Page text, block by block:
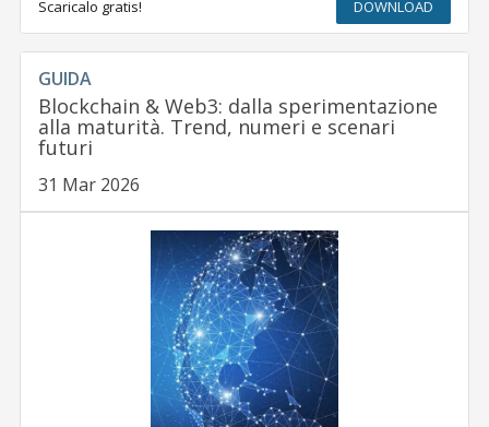
Scaricalo gratis! DOWNLOAD
GUIDA
Blockchain & Web3: dalla sperimentazione
alla maturità. Trend, numeri e scenari
futuri
31 Mar 2026